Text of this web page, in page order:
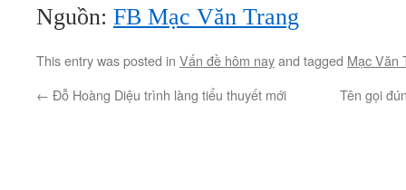
Nguồn: FB Mạc Văn Trang
This entry was posted in Vấn đề hôm nayand tagged Mạc Văn
← Đỗ Hoàng Diệu trình làng tiểu thuyết mới Tên gọi